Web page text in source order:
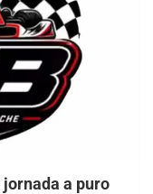
jornada a puro